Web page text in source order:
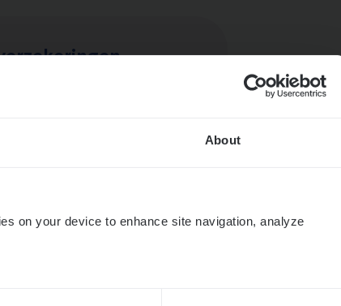
About
on your device to enhance site navigation, analyze
Van­b­re­da Huys­